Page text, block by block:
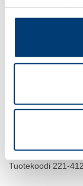
VIPURASIALIITIN
Tuotekoodi 221-412